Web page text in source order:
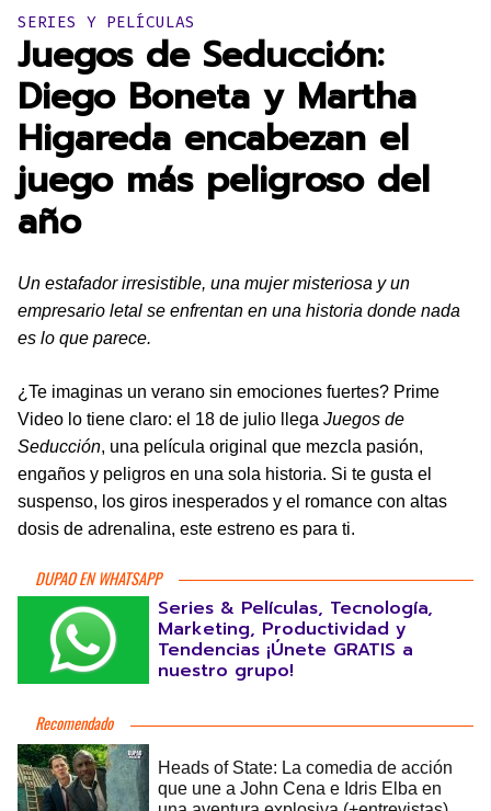
Publicado en:
SERIES Y PELÍCULAS
Juegos de Seducción:
Diego Boneta y Martha
Higareda encabezan el
juego más peligroso del
año
Un estafador irresistible, una mujer misteriosa y un
empresario letal se enfrentan en una historia donde nada
es lo que parece.
¿Te imaginas un verano sin emociones fuertes? Prime
Video lo tiene claro: el 18 de julio llega Juegos de
Seducción, una película original que mezcla pasión,
engaños y peligros en una sola historia. Si te gusta el
suspenso, los giros inesperados y el romance con altas
dosis de adrenalina, este estreno es para ti.
DUPAO EN WHATSAPP
Series & Películas, Tecnología,
Marketing, Productividad y
Tendencias ¡Únete GRATIS a
nuestro grupo!